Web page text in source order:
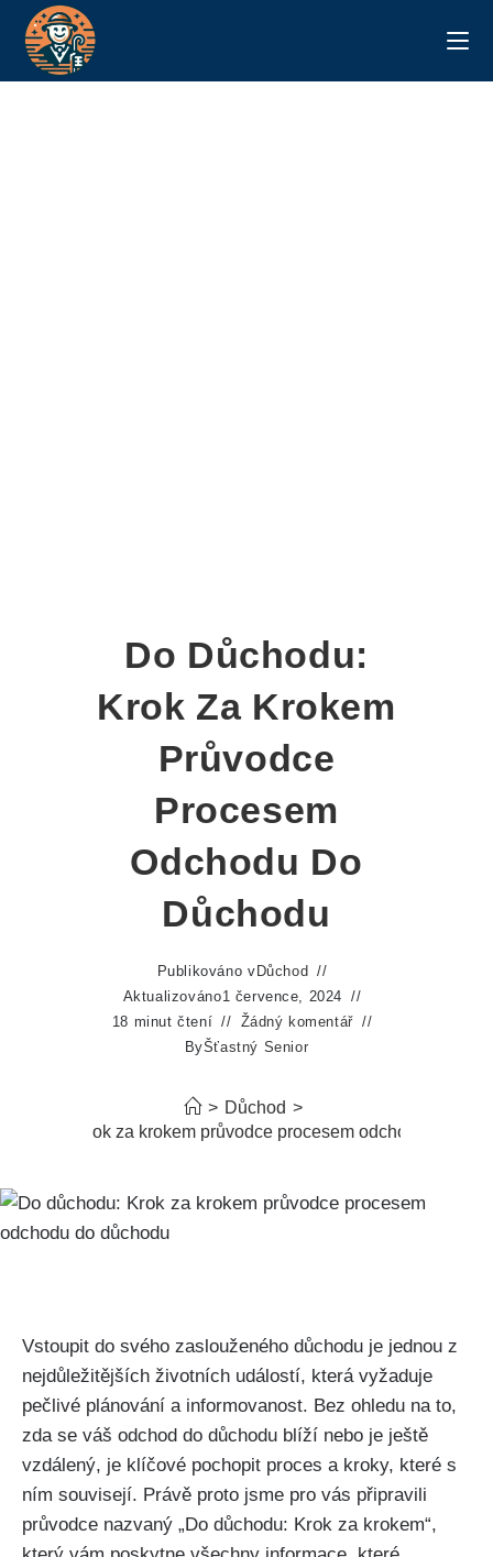
Do Důchodu:
Krok Za Krokem
Průvodce
Procesem
Odchodu Do
Důchodu
Publikováno v Důchod
Aktualizováno1 července, 2024
18 minut čtení
Žádný komentář
ByŠťastný Senior
> Důchod >
Krok za krokem průvodce procesem odchodu do
Vstoupit do svého zaslouženého důchodu je jednou z
nejdůležitějších životních událostí, která vyžaduje
pečlivé plánování a informovanost. Bez ohledu na to,
zda se váš odchod do důchodu blíží nebo je ještě
vzdálený, je klíčové pochopit proces a kroky, které s
ním souvisejí. Právě proto jsme pro vás připravili
průvodce nazvaný „Do důchodu: Krok za krokem“,